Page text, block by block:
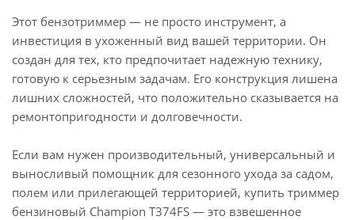
Этот бензотриммер — не просто инструмент, а
инвестиция в ухоженный вид вашей территории. Он
создан для тех, кто предпочитает надежную технику,
готовую к серьезным задачам. Его конструкция лишена
лишних сложностей, что положительно сказывается на
ремонтопригодности и долговечности.
Если вам нужен производительный, универсальный и
выносливый помощник для сезонного ухода за садом,
полем или прилегающей территорией, купить триммер
бензиновый Champion Т374FS — это взвешенное